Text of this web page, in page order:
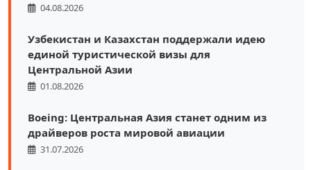
04.08.2026
Узбекистан и Казахстан поддержали идею
единой туристической визы для
Центральной Азии
01.08.2026
Boeing: Центральная Азия станет одним из
драйверов роста мировой авиации
31.07.2026